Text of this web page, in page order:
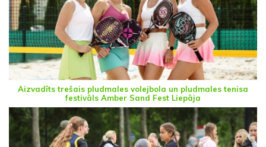
Aizvadīts trešais pludmales volejbola un pludmales tenisa
festivāls Amber Sand Fest Liepāja